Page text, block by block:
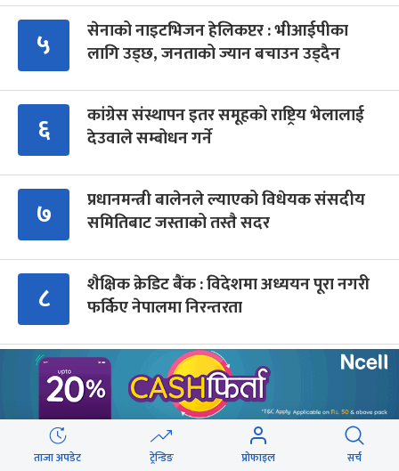
५
सेनाको नाइटभिजन हेलिकप्टर : भीआईपीका
लागि उड्छ, जनताको ज्यान बचाउन उड्दैन
६
कांग्रेस संस्थापन इतर समूहको राष्ट्रिय भेलालाई
देउवाले सम्बोधन गर्ने
७
प्रधानमन्त्री बालेनले ल्याएको विधेयक संसदीय
समितिबाट जस्ताको तस्तै सदर
८
शैक्षिक क्रेडिट बैंक : विदेशमा अध्ययन पूरा नगरी
फर्किए नेपालमा निरन्तरता
९
सिँचाइ र खानेपानी : विद्युत् महसुलमा सहुलियत
दर, तर १३ प्रतिशत भ्याटको भार
Advertisment
ताजा अपडेट ट्रेन्डिङ प्रोफाइल सर्च